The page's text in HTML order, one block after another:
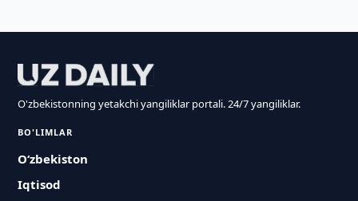
O'zbekistonning yetakchi yangiliklar portali. 24/7 yangiliklar.
BO'LIMLAR
O‘zbekiston
Iqtisod